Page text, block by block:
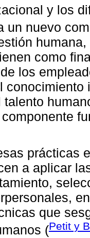
y los
un nuevo
como
los
talento
prácticas
a aplicar
que
(Petit y